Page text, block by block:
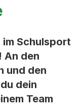
Schulsport
An den
und den
dein
Team